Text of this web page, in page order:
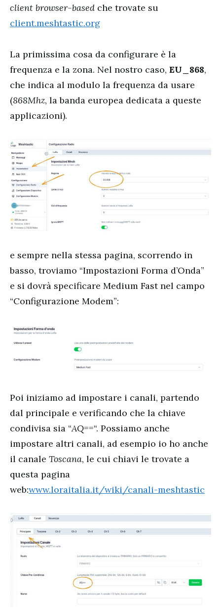
client browser-based che trovate su
client.meshtastic.org
La primissima cosa da configurare è la
frequenza e la zona. Nel nostro caso, EU_868,
che indica al modulo la frequenza da usare
(868Mhz, la banda europea dedicata a queste
applicazioni).
e sempre nella stessa pagina, scorrendo in
basso, troviamo “Impostazioni Forma d’Onda”
e si dovrà specificare Medium Fast nel campo
“Configurazione Modem”:
Poi iniziamo ad impostare i canali, partendo
dal principale e verificando che la chiave
condivisa sia “AQ==“. Possiamo anche
impostare altri canali, ad esempio io ho anche
il canale Toscana, le cui chiavi le trovate a
questa pagina
web:www.loraitalia.it/wiki/canali-meshtastic